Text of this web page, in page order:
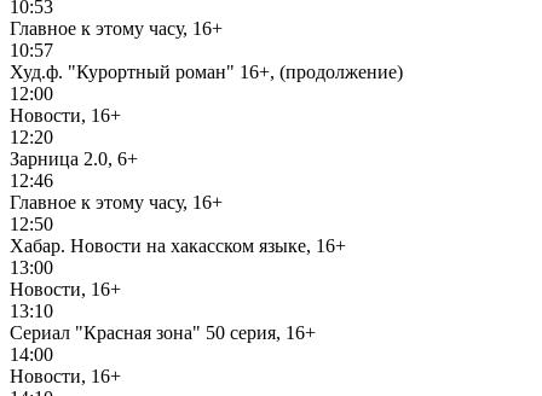
10:53
Главное к этому часу, 16+
10:57
Худ.ф. "Курортный роман" 16+, (продолжение)
12:00
Новости, 16+
12:20
Зарница 2.0, 6+
12:46
Главное к этому часу, 16+
12:50
Хабар. Новости на хакасском языке, 16+
13:00
Новости, 16+
13:10
Сериал "Красная зона" 50 серия, 16+
14:00
Новости, 16+